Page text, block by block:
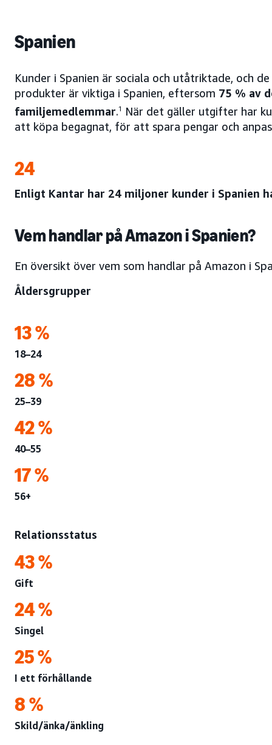
Spanien
Kunder i Spanien är sociala och utåtriktade, och
produkter är viktiga i Spanien, eftersom 75 % av
familjemedlemmar.1
När det gäller utgifter har
att köpa begagnat, för att spara pengar och
24
Enligt Kantar har 24 miljoner kunder i Spanien
Vem handlar på Amazon i Spanien?
En översikt över vem som handlar på Amazon i
Åldersgrupper
13 %
18–24
28 %
25–39
42 %
40–55
17 %
56+
Relationsstatus
43 %
Gift
24 %
Singel
25 %
I ett förhållande
8 %
Skild/änka/änkling